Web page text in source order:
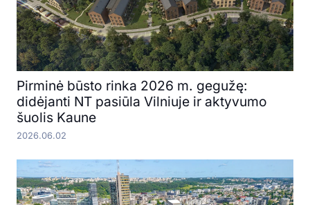
Pirminė būsto rinka 2026 m. gegužę:
didėjanti NT pasiūla Vilniuje ir aktyvumo
šuolis Kaune
2026.06.02